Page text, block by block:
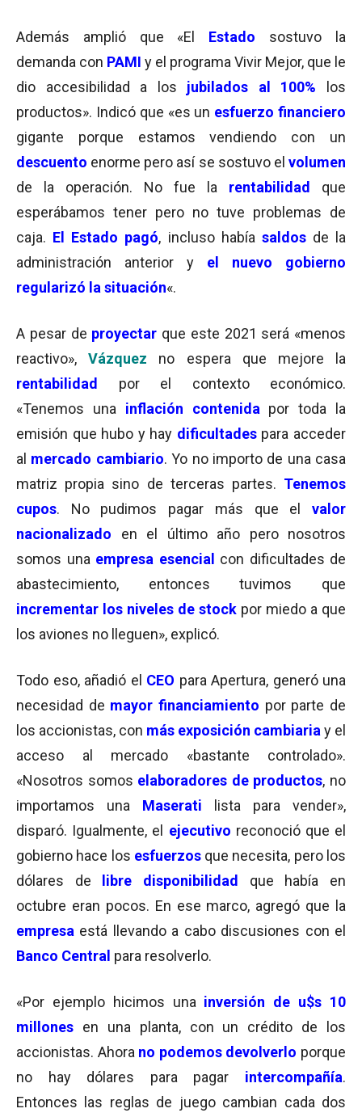
Además amplió que «El Estado sostuvo la
demanda con PAMI y el programa Vivir Mejor, que le
dio accesibilidad a los jubilados al 100% los
productos». Indicó que «es un esfuerzo financiero
gigante porque estamos vendiendo con un
descuento enorme pero así se sostuvo el volumen
de la operación. No fue la rentabilidad
que
esperábamos tener pero no tuve problemas de
caja. El Estado pagó, incluso había saldosde la
administración anterior y el nuevo gobierno
regularizó la situación«.
A pesar de proyectar que este 2021 será «menos
reactivo»,Vázquez no espera que mejore la
rentabilidad
por el contexto económico.
«Tenemos una inflación contenida por toda la
emisión que hubo y hay dificultadespara acceder
al mercado cambiario. Yo no importo de una casa
matriz propia sino de terceras partes. Tenemos
cupos. No pudimos pagar más que el valor
nacionalizado en el último año pero nosotros
somos una empresa esencial
con dificultades de
abastecimiento, entonces tuvimos que
incrementar los niveles de stock por miedo a que
los aviones no lleguen», explicó.
Todo eso, añadió el CEO para Apertura, generó una
necesidad de mayor financiamiento por parte de
los accionistas, con más exposición cambiaria y el
acceso al mercado «bastante controlado».
«Nosotros somos elaboradores de productos, no
importamos una Maserati lista para vender»,
disparó. Igualmente, el ejecutivo reconoció que el
gobierno hace los esfuerzosque necesita, pero los
dólares de libre disponibilidad
que había en
octubre eran pocos. En ese marco, agregó que la
empresa está llevando a cabo discusiones con el
Banco Central para resolverlo.
«Por ejemplo hicimos una inversión de u$s 10
millones en una planta, con un crédito de los
accionistas. Ahora no podemos devolverlo porque
no hay dólares para pagar intercompañía.
Entonces las reglas de juego cambian cada dos